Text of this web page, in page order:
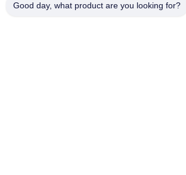
Good day, what product are you looking for?